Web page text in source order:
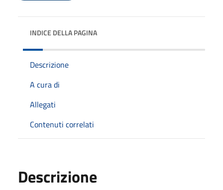
INDICE DELLA PAGINA
Descrizione
A cura di
Allegati
Contenuti correlati
Descrizione